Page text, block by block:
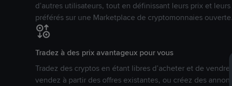
d’autres utilisateurs, tout en définissant leurs prix et
préférés sur une Marketplace de cryptomonnaies ouverte.
Tradez à des prix avantageux pour vous
Tradez des cryptos en étant libres d’acheter et de vendre
vendez à partir des offres existantes, ou créez des